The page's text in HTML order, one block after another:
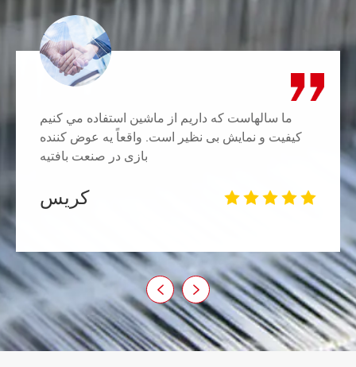
ما سالهاست که داريم از ماشين استفاده مي کنيم
کیفیت و نمایش بی نظیر است. ‫واقعاً یه عوض کننده
بازی در صنعت بافتیه
کریس 
 